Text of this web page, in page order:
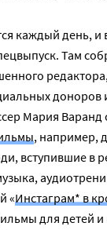
каждый день, и
Там
доноров
Мария Варанд
, например,
вступившие в
«Инстаграм* в
для детей и